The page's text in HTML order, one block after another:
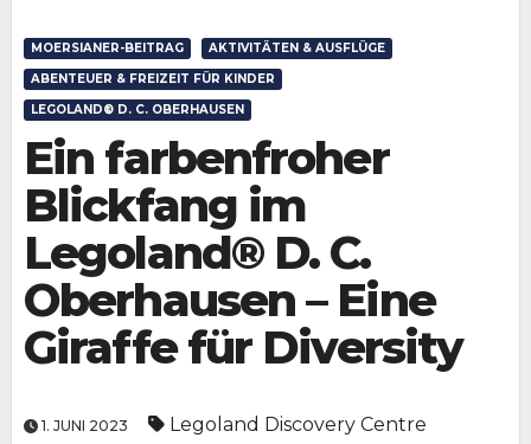
MOERSIANER-BEITRAG
AKTIVITÄTEN & AUSFLÜGE
ABENTEUER & FREIZEIT FÜR KINDER
LEGOLAND® D. C. OBERHAUSEN
Ein farbenfroher
Blickfang im
Legoland® D. C.
Oberhausen – Eine
Giraffe für Diversity
1. JUNI 2023
Legoland Discovery Centre